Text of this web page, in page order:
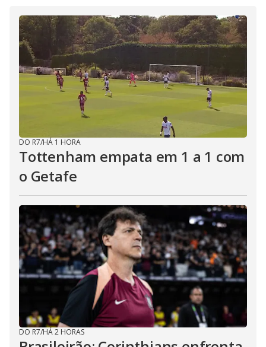
DO R7/HÁ 1 HORA
Tottenham empata em 1 a 1 com
o Getafe
DO R7/HÁ 2 HORAS